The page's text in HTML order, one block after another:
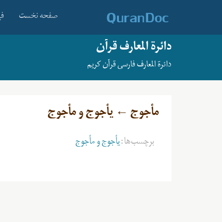
صفحه نخست
دائرة المعارف قرآن
دائرة المعارف فارسی قرآن کریم
مأجوج ← یأجوج و مأجوج
برچسب‌ها:یأجوج و مأجوج